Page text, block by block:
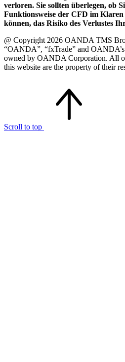
verloren. Sie sollten überlegen, ob
Funktionsweise der CFD im Klaren
können, das Risiko des Verlustes
@ Copyright 2026 OANDA TMS
“OANDA”, “fxTrade” and
owned by OANDA Corporation. All
this website are the property of their
Scroll to top